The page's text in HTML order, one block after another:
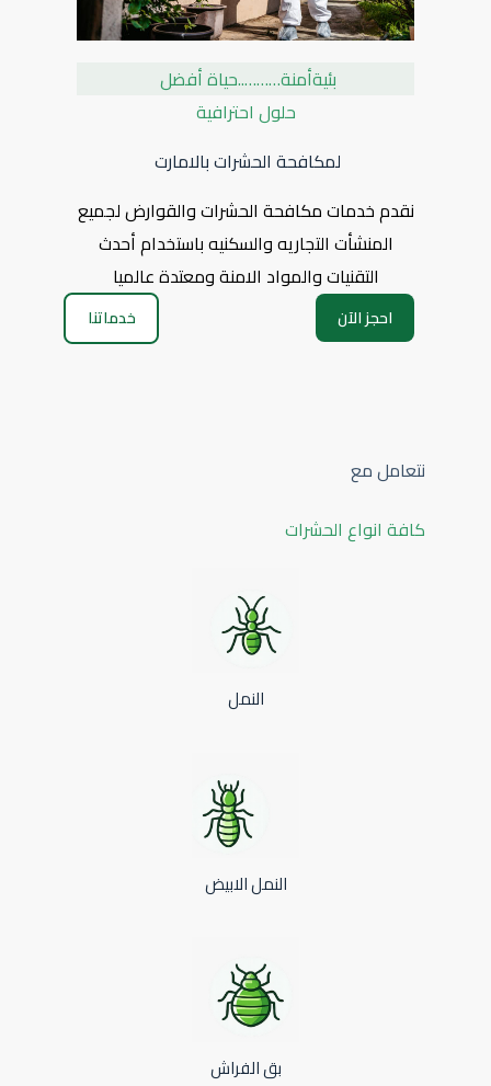
بئيةأمنة………..حياة أفضل
حلول احترافية
لمكافحة الحشرات بالامارت
نقدم خدمات مكافحة الحشرات والقوارض لجميع
المنشأت التجاريه والسكنيه باستخدام أحدث
التقنيات والمواد الامنة ومعتدة عالميا
احجز الآن خدماتنا
نتعامل مع
كافة انواع الحشرات
النمل
النمل الابيض
بق الفراش